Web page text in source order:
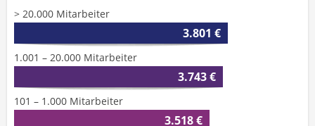
> 20.000 Mitarbeiter
3.801 €
1.001 – 20.000 Mitarbeiter
3.743 €
101 – 1.000 Mitarbeiter
3.518 €